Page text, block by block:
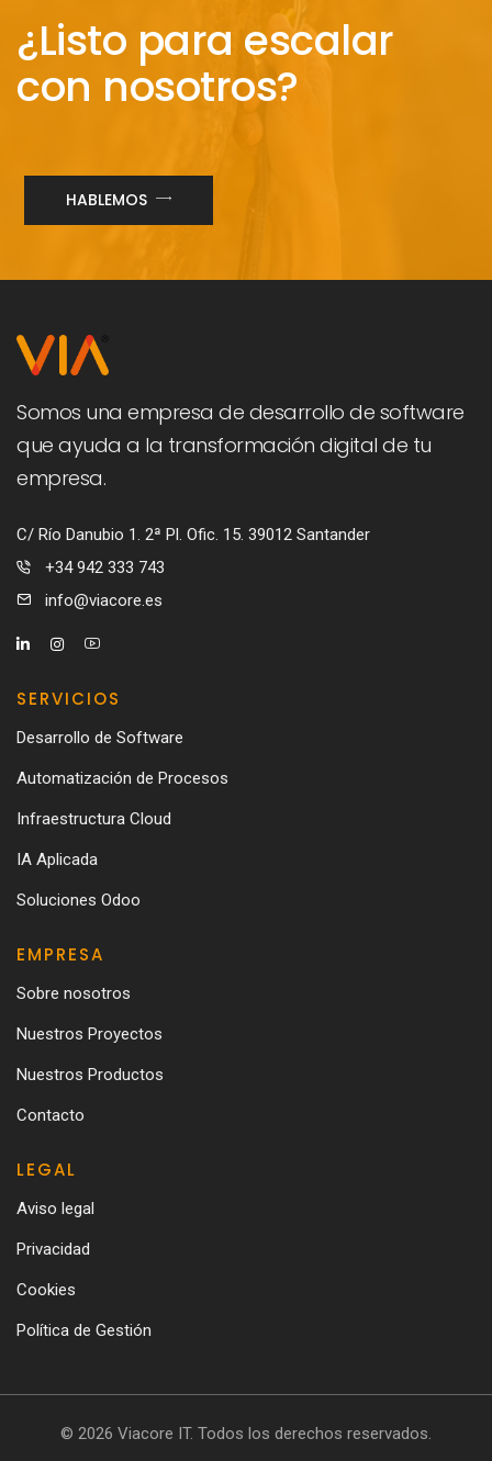
¿Listo para escalar
con nosotros?
HABLEMOS
Somos una empresa de desarrollo de software
que ayuda a la transformación digital de tu
empresa.
C/ Río Danubio 1. 2ª Pl. Ofic. 15. 39012 Santander
+34 942 333 743
info@viacore.es
SERVICIOS
Desarrollo de Software
Automatización de Procesos
Infraestructura Cloud
IA Aplicada
Soluciones Odoo
EMPRESA
Sobre nosotros
Nuestros Proyectos
Nuestros Productos
Contacto
LEGAL
Aviso legal
Privacidad
Cookies
Política de Gestión
© 2026 Viacore IT. Todos los derechos reservados.